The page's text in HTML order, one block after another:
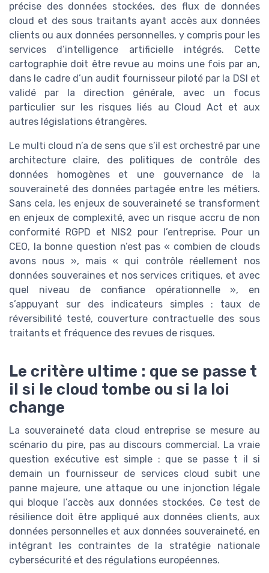
précise des données stockées, des flux de données
cloud et des sous traitants ayant accès aux données
clients ou aux données personnelles, y compris pour les
services d’intelligence artificielle intégrés. Cette
cartographie doit être revue au moins une fois par an,
dans le cadre d’un audit fournisseur piloté par la DSI et
validé par la direction générale, avec un focus
particulier sur les risques liés au Cloud Act et aux
autres législations étrangères.
Le multi cloud n’a de sens que s’il est orchestré par une
architecture claire, des politiques de contrôle des
données homogènes et une gouvernance de la
souveraineté des données partagée entre les métiers.
Sans cela, les enjeux de souveraineté se transforment
en enjeux de complexité, avec un risque accru de non
conformité RGPD et NIS2 pour l’entreprise. Pour un
CEO, la bonne question n’est pas « combien de clouds
avons nous », mais « qui contrôle réellement nos
données souveraines et nos services critiques, et avec
quel niveau de confiance opérationnelle », en
s’appuyant sur des indicateurs simples : taux de
réversibilité testé, couverture contractuelle des sous
traitants et fréquence des revues de risques.
Le critère ultime : que se passe t
il si le cloud tombe ou si la loi
change
La souveraineté data cloud entreprise se mesure au
scénario du pire, pas au discours commercial. La vraie
question exécutive est simple : que se passe t il si
demain un fournisseur de services cloud subit une
panne majeure, une attaque ou une injonction légale
qui bloque l’accès aux données stockées. Ce test de
résilience doit être appliqué aux données clients, aux
données personnelles et aux données souveraineté, en
intégrant les contraintes de la stratégie nationale
cybersécurité et des régulations européennes.